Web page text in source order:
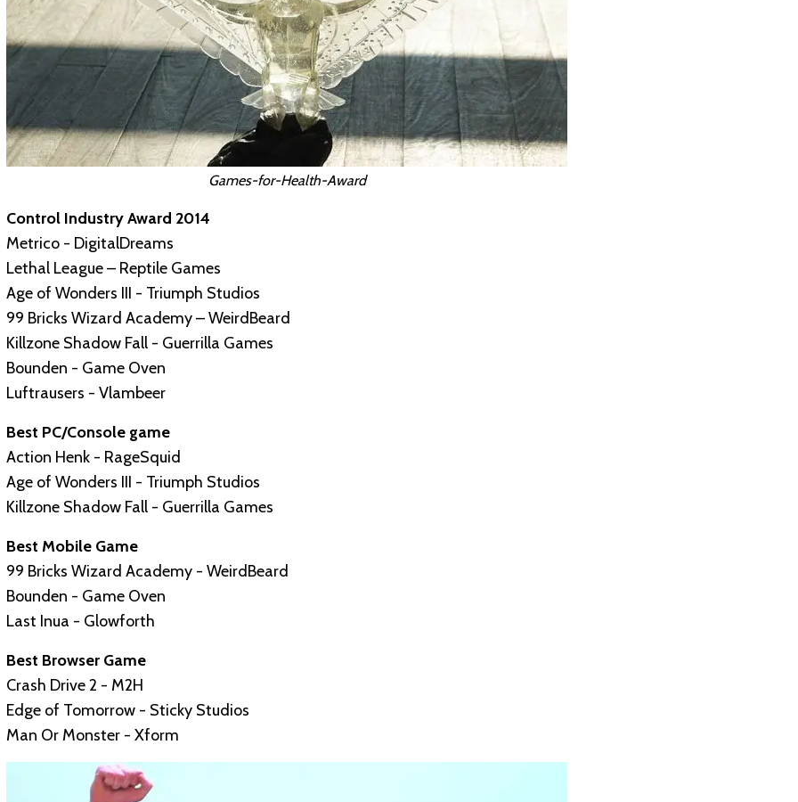
Games-for-Health-Award
Control Industry Award 2014
Metrico - DigitalDreams
Lethal League – Reptile Games
Age of Wonders III - Triumph Studios
99 Bricks Wizard Academy – WeirdBeard
Killzone Shadow Fall - Guerrilla Games
Bounden - Game Oven
Luftrausers - Vlambeer
Best PC/Console game
Action Henk - RageSquid
Age of Wonders III - Triumph Studios
Killzone Shadow Fall - Guerrilla Games
Best Mobile Game
99 Bricks Wizard Academy - WeirdBeard
Bounden - Game Oven
Last Inua - Glowforth
Best Browser Game
Crash Drive 2 - M2H
Edge of Tomorrow - Sticky Studios
Man Or Monster - Xform